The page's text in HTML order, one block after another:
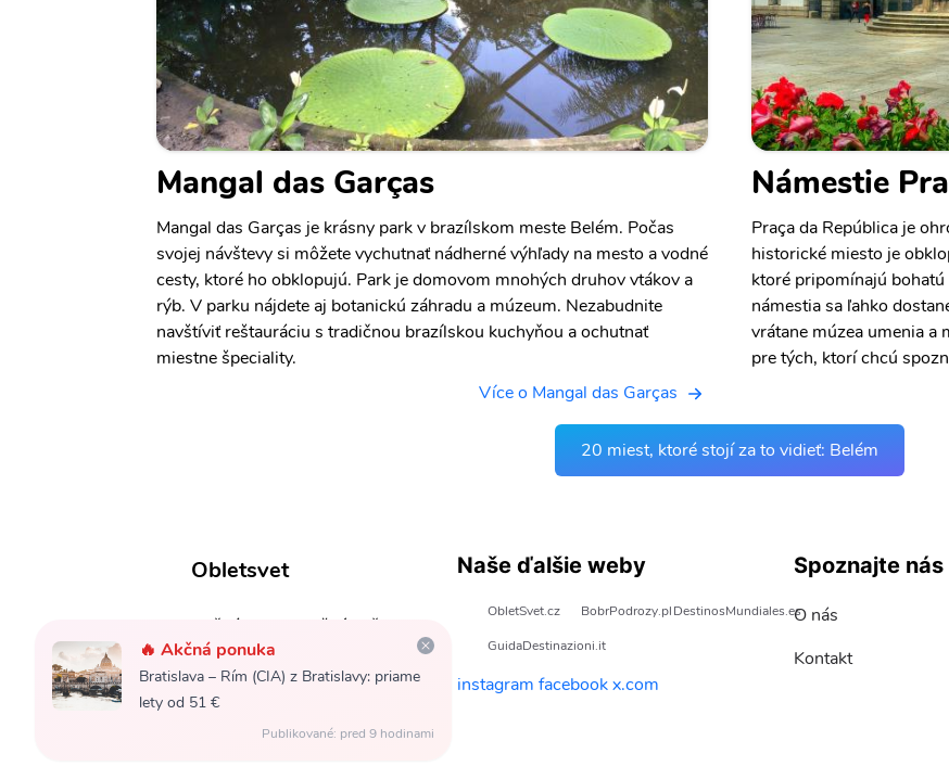
Mangal das Garças
Mangal das Garças je krásny park v brazílskom meste Belém. Počas
svojej návštevy si môžete vychutnať nádherné výhľady na mesto a vodné
cesty, ktoré ho obklopujú. Park je domovom mnohých druhov vtákov a
rýb. V parku nájdete aj botanickú záhradu a múzeum. Nezabudnite
navštíviť reštauráciu s tradičnou brazílskou kuchyňou a ochutnať
miestne špeciality.
Více o Mangal das Garças
Námestie
Praça da República je
historické miesto je
ktoré pripomínajú
námestia sa ľahko
vrátane múzea umenia a
pre tých, ktorí chcú
20 miest, ktoré stojí za to vidieť: Belém
🔥 Akčná ponuka
Bratislava – Rím (CIA) z Bratislavy: priame
lety od 51 €
Publikované: pred 9 hodinami
Obletsvet
Akčné letenky každý deň,
prehľadný sprievodca po
jednotlivých destináciách a
tipy, ako ušetriť na cestách.
Cestuj svetom lacno!
Naše ďalšie weby
ObletSvet.cz BobrPodrozy.plDestinosMundiales.es
GuidaDestinazioni.it
instagram facebookx.com
Spoznajte nás
O nás
Kontakt